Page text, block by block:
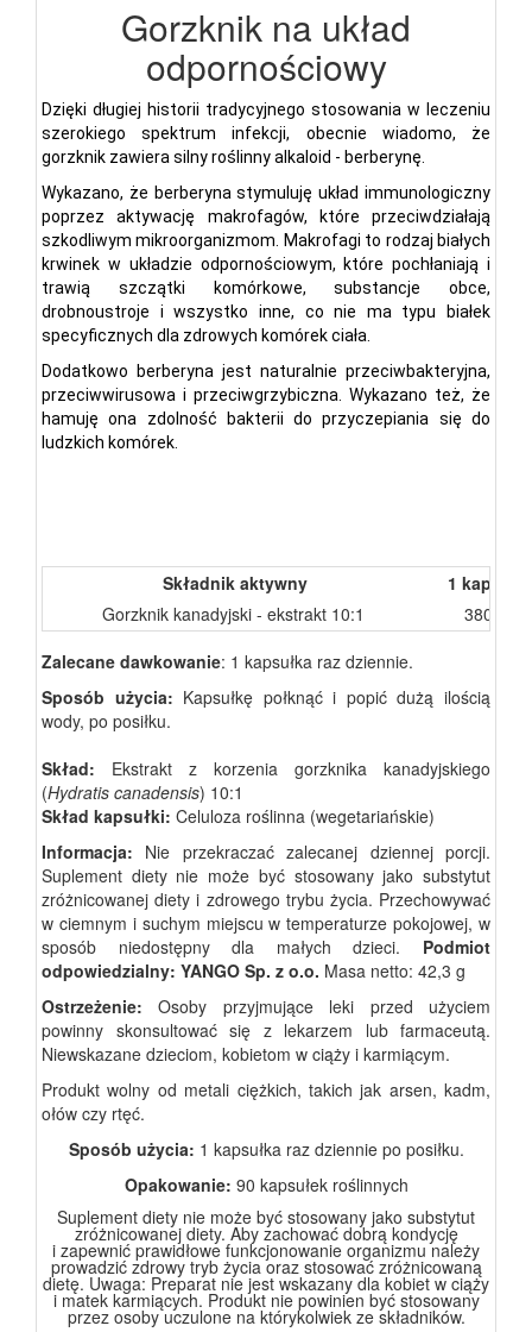
Gorzknik na układ
odpornościowy
Dzięki długiej historii tradycyjnego stosowania w leczeniu
szerokiego spektrum infekcji, obecnie wiadomo, że
gorzknik zawiera silny roślinny alkaloid - berberynę.
Wykazano, że berberyna stymuluję układ immunologiczny
poprzez aktywację makrofagów, które przeciwdziałają
szkodliwym mikroorganizmom. Makrofagi to rodzaj białych
krwinek w układzie odpornościowym, które pochłaniają i
trawią szczątki komórkowe, substancje obce,
drobnoustroje i wszystko inne, co nie ma typu białek
specyficznych dla zdrowych komórek ciała.
Dodatkowo berberyna jest naturalnie przeciwbakteryjna,
przeciwwirusowa i przeciwgrzybiczna. Wykazano też, że
hamuję ona zdolność bakterii do przyczepiania się do
ludzkich komórek.
Składnik aktywny
1
Gorzknik kanadyjski - ekstrakt 10:1
380 mg
Zalecane dawkowanie: 1 kapsułka raz dziennie.
Sposób użycia: Kapsułkę połknąć i popić dużą ilością
wody, po posiłku.
Skład: Ekstrakt z korzenia gorzknika kanadyjskiego
(Hydratis canadensis) 10:1
Skład kapsułki: Celuloza roślinna (wegetariańskie)
Informacja: Nie przekraczać zalecanej dziennej porcji.
Suplement diety nie może być stosowany jako substytut
zróżnicowanej diety i zdrowego trybu życia. Przechowywać
w ciemnym i suchym miejscu w temperaturze pokojowej, w
sposób niedostępny dla małych dzieci. Podmiot
odpowiedzialny: YANGO Sp. z o.o. Masa netto: 42,3 g
Ostrzeżenie: Osoby przyjmujące leki przed użyciem
powinny skonsultować się z lekarzem lub farmaceutą.
Niewskazane dzieciom, kobietom w ciąży i karmiącym.
Produkt wolny od metali ciężkich, takich jak arsen, kadm,
ołów czy rtęć.
Sposób użycia: 1 kapsułka raz dziennie po posiłku.
Opakowanie: 90 kapsułek roślinnych
Suplement diety nie może być stosowany jako substytut
zróżnicowanej diety. Aby zachować dobrą kondycję
i zapewnić prawidłowe funkcjonowanie organizmu należy
prowadzić zdrowy tryb życia oraz stosować zróżnicowaną
dietę. Uwaga: Preparat nie jest wskazany dla kobiet w ciąży
i matek karmiących. Produkt nie powinien być stosowany
przez osoby uczulone na którykolwiek ze składników.